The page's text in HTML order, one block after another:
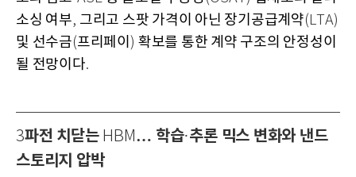
소싱 여부, 그리고 스팟 가격이 아닌 장기공급계약(LTA)
및 선수금(프리페이 ) 확보를 통한 계약 구조의 안정성이
될 전망이다.
3파전 치닫는 HBM… 학습·추론 믹스 변화와 낸드
스토리지 압박